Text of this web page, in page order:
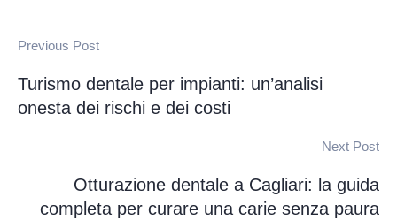
Previous Post
Turismo dentale per impianti: un’analisi
onesta dei rischi e dei costi
Next Post
Otturazione dentale a Cagliari: la guida
completa per curare una carie senza paura